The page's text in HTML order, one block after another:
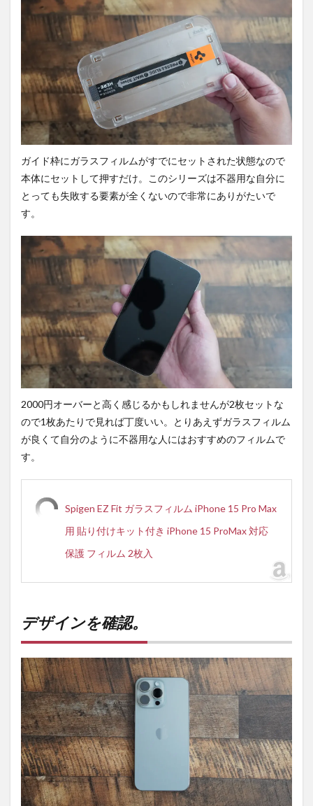
5
ラを
認。
5.1
超広
角で
撮
影。
5.2
広角
で撮
影。
ポー
トレ
ート
で撮
5.4
望遠
で撮
影。
5.5
焦点
距離
り細
か
角(低
影。
5.8
望遠
(低照
度)で
撮
影。
6
アク
セサ
リー
を確
認。
ガイド枠にガラスフィルムがすでにセットされた状態なので
本体にセットして押すだけ。このシリーズは不器用な自分に
とっても失敗する要素が全くないので非常にありがたいで
す。
2000円オーバーと高く感じるかもしれませんが2枚セットな
ので1枚あたりで見れば丁度いい。とりあえずガラスフィルム
が良くて自分のように不器用な人にはおすすめのフィルムで
す。
Spigen EZ Fit ガラスフィルム iPhone 15 Pro Max
用 貼り付けキット付き iPhone 15 ProMax 対応
保護 フィルム 2枚入
デザインを確認。